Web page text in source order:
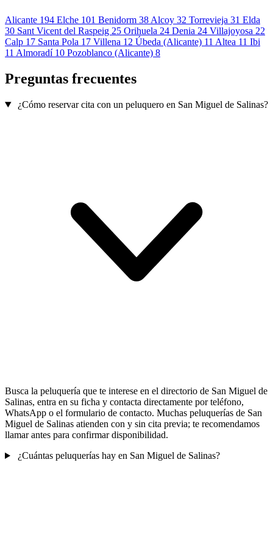
Alicante 194 Elche 101 Benidorm 38 Alcoy 32 Torrevieja 31 Elda
30 Sant Vicent del Raspeig 25 Orihuela 24 Denia 24 Villajoyosa 22
Calp 17 Santa Pola 17 Villena 12 Úbeda (Alicante) 11 Altea 11 Ibi
11 Almoradí 10 Pozoblanco (Alicante) 8
Preguntas frecuentes
¿Cómo reservar cita con un peluquero en San Miguel de Salinas?
Busca la peluquería que te interese en el directorio de San Miguel de
Salinas, entra en su ficha y contacta directamente por teléfono,
WhatsApp o el formulario de contacto. Muchas peluquerías de San
Miguel de Salinas atienden con y sin cita previa; te recomendamos
llamar antes para confirmar disponibilidad.
¿Cuántas peluquerías hay en San Miguel de Salinas?